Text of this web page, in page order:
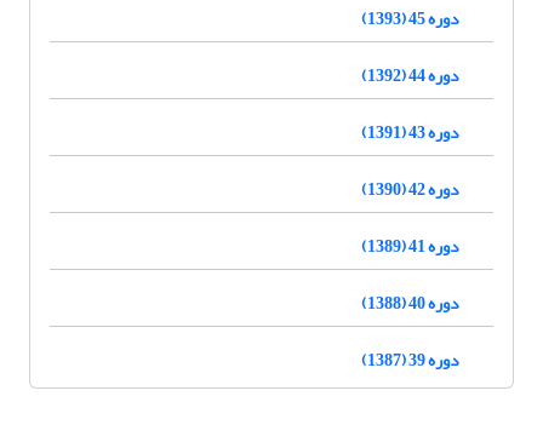
دوره 45 (1393)
دوره 44 (1392)
دوره 43 (1391)
دوره 42 (1390)
دوره 41 (1389)
دوره 40 (1388)
دوره 39 (1387)